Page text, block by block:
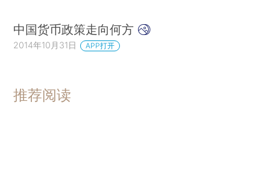
中国货币政策走向何方
2014年10月31日 APP打开
推荐阅读